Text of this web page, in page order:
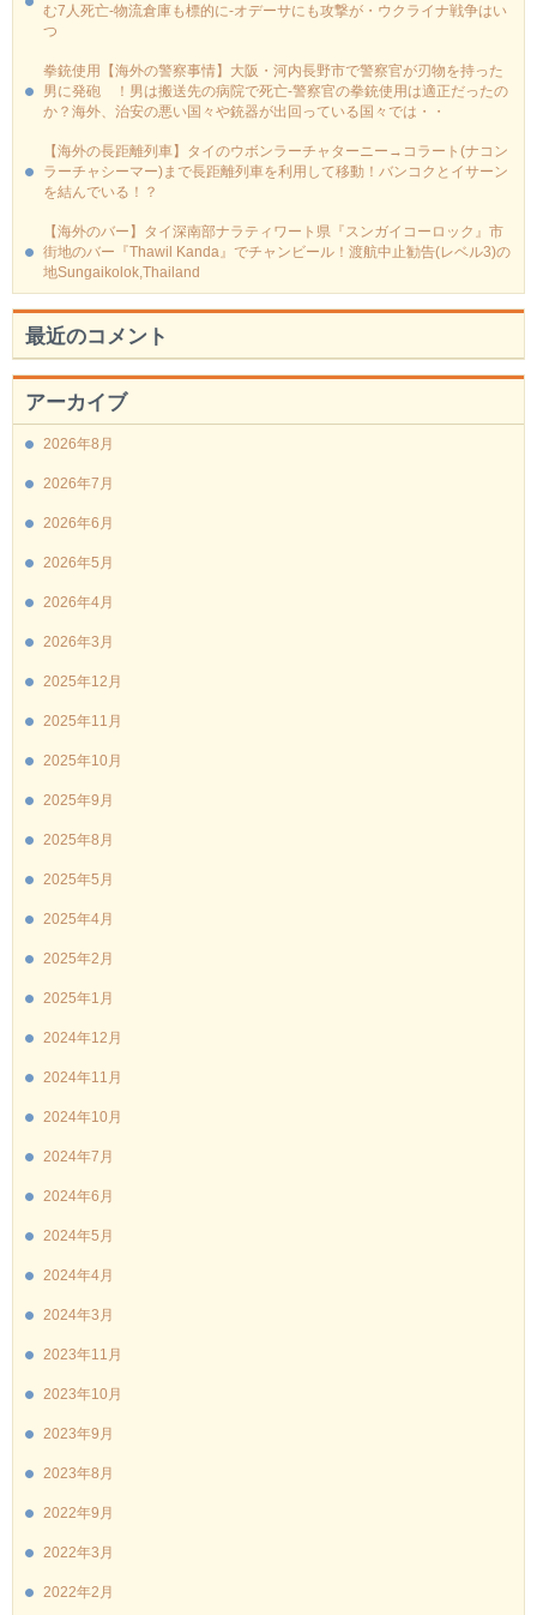
む7人死亡-物流倉庫も標的に‐オデーサにも攻撃が・ウクライナ戦争はい
つ
拳銃使用【海外の警察事情】大阪・河内長野市で警察官が刃物を持った
男に発砲 ！男は搬送先の病院で死亡-警察官の拳銃使用は適正だったの
か？海外、治安の悪い国々や銃器が出回っている国々では・・
【海外の長距離列車】タイのウボンラーチャターニー→コラート(ナコン
ラーチャシーマー)まで長距離列車を利用して移動！バンコクとイサーン
を結んでいる！？
【海外のバー】タイ深南部ナラティワート県『スンガイコーロック』市
街地のバー『Thawil Kanda』でチャンビール！渡航中止勧告(レベル3)の
地Sungaikolok,Thailand
最近のコメント
アーカイブ
2026年8月
2026年7月
2026年6月
2026年5月
2026年4月
2026年3月
2025年12月
2025年11月
2025年10月
2025年9月
2025年8月
2025年5月
2025年4月
2025年2月
2025年1月
2024年12月
2024年11月
2024年10月
2024年7月
2024年6月
2024年5月
2024年4月
2024年3月
2023年11月
2023年10月
2023年9月
2023年8月
2022年9月
2022年3月
2022年2月